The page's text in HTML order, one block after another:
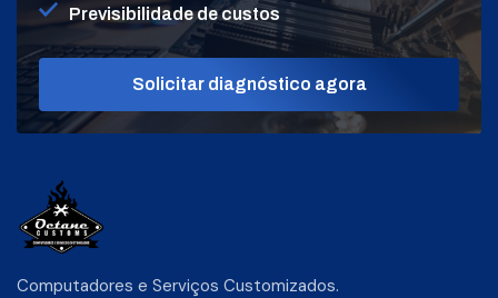
Previsibilidade de custos
Solicitar diagnóstico agora
Computadores e Serviços Customizados.